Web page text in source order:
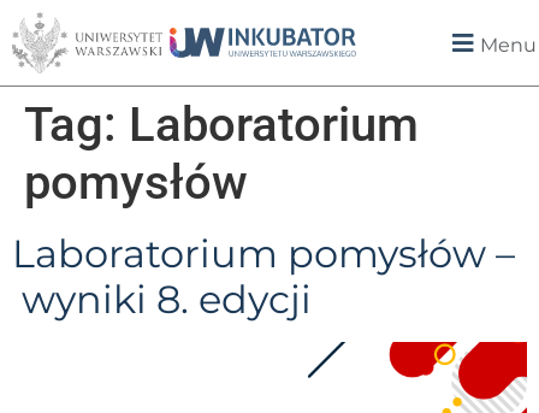
Menu
Tag: Laboratorium
pomysłów
Laboratorium pomysłów –
wyniki 8. edycji